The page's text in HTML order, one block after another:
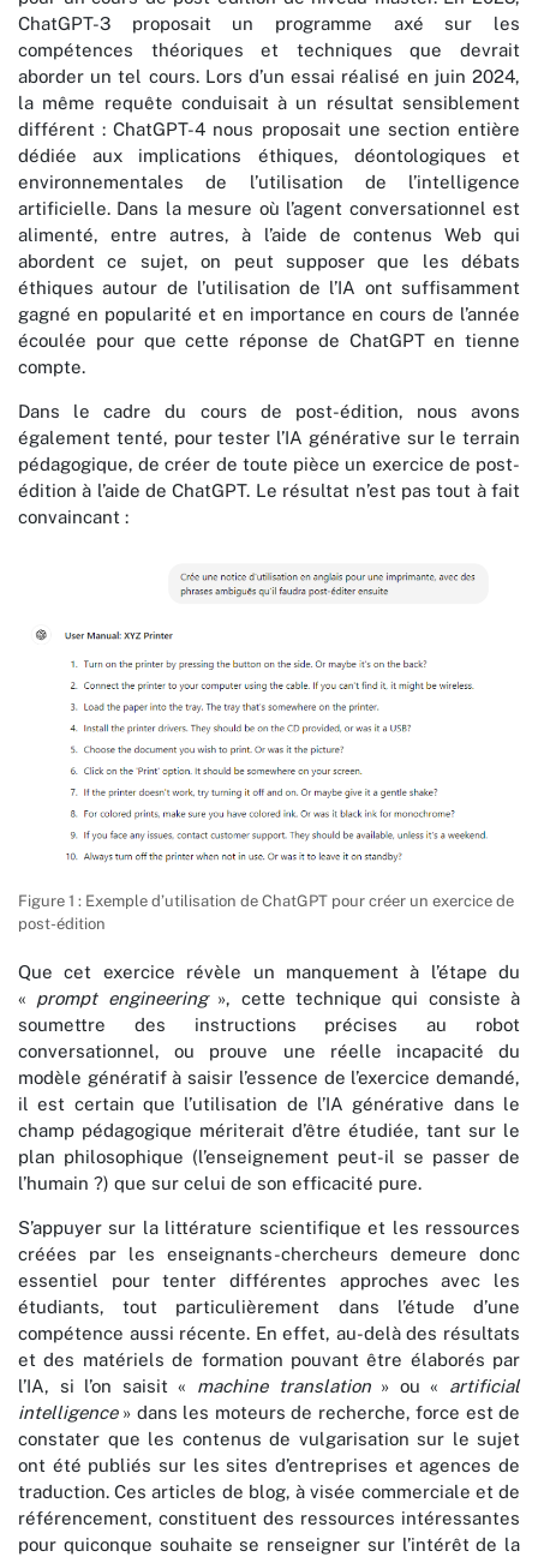
ChatGPT-3 proposait un programme axé sur les
compétences théoriques et techniques que devrait
aborder un tel cours. Lors d’un essai réalisé en juin 2024,
la même requête conduisait à un résultat sensiblement
différent : ChatGPT-4 nous proposait une section entière
dédiée aux implications éthiques, déontologiques et
environnementales de l’utilisation de l’intelligence
artificielle. Dans la mesure où l’agent conversationnel est
alimenté, entre autres, à l’aide de contenus Web qui
abordent ce sujet, on peut supposer que les débats
éthiques autour de l’utilisation de l’IA ont suffisamment
gagné en popularité et en importance en cours de l’année
écoulée pour que cette réponse de ChatGPT en tienne
compte.
Dans le cadre du cours de post-édition, nous avons
également tenté, pour tester l’IA générative sur le terrain
pédagogique, de créer de toute pièce un exercice de post-
édition à l’aide de ChatGPT. Le résultat n’est pas tout à fait
convaincant :
Figure 1 : Exemple d’utilisation de ChatGPT pour créer un exercice de
post-édition
Que cet exercice révèle un manquement à l’étape du
« prompt engineering», cette technique qui consiste à
soumettre des instructions précises au robot
conversationnel, ou prouve une réelle incapacité du
modèle génératif à saisir l’essence de l’exercice demandé,
il est certain que l’utilisation de l’IA générative dans le
champ pédagogique mériterait d’être étudiée, tant sur le
plan philosophique (l’enseignement peut-il se passer de
l’humain ?) que sur celui de son efficacité pure.
S’appuyer sur la littérature scientifique et les ressources
créées par les enseignants-chercheurs demeure donc
essentiel pour tenter différentes approches avec les
étudiants, tout particulièrement dans l’étude d’une
compétence aussi récente. En effet, au-delà des résultats
et des matériels de formation pouvant être élaborés par
l’IA, si l’on saisit « machine translation» ou « artificial
intelligence» dans les moteurs de recherche, force est de
constater que les contenus de vulgarisation sur le sujet
ont été publiés sur les sites d’entreprises et agences de
traduction. Ces articles de blog, à visée commerciale et de
référencement, constituent des ressources intéressantes
pour quiconque souhaite se renseigner sur l’intérêt de la